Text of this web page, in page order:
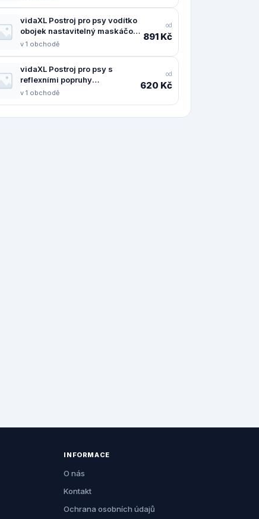
vidaXL Postroj pro psy vodítko
obojek nastavitelný maskáčový
hnědý S - 11461.4013383
v 1 obchodě
od
891 Kč
vidaXL Postroj pro psy s
reflexními popruhy
nastavitelný maskáčový L -
v 1 obchodě
od
620 Kč
INFORMACE
O nás
Kontakt
Ochrana osobních údajů